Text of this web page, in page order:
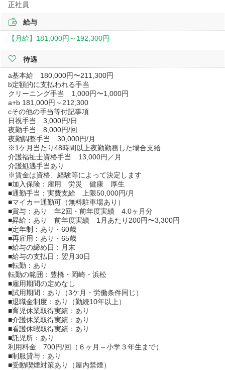
正社員
給与
【月給】 181,000円～ 192,300円
待遇
a基本給 180,000円〜211,300円
b定額的に支払われる手当
クリーニング手当 1,000円〜1,000円
a+b 181,000円～212,300
cその他の手当等付記事項
日祝手当 3,000円/日
夜勤手当 8,000円/回
夜勤調整手当 30,000円/月
※1ケ月当たり48時間以上夜勤勤務した場合支給
介護福祉士資格手当 13,000円／月
介護処遇手当あり
※賃金は資格、経験等によって決定します
■加入保険：雇用 労災 健康 厚生
■通勤手当：実費支給 上限50,000円/月
■マイカー通勤可（無料駐車場あり）
■賞与：あり 年2回・前年度実績 4.0ヶ月分
■昇給：あり 前年度実績 1月あたり200円〜3,300円
■定年制：あり・60歳
■再雇用：あり・65歳
■給与の締め日：月末
■給与の支払日：翌月30日
■転勤：あり
転勤の範囲：豊橋・岡崎・浜松
■雇用期間の定めなし
■試用期間：あり（3ケ月・労働条件同じ）
■退職金制度：あり（勤続10年以上）
■育児休業取得実績：あり
■介護休業取得実績：あり
■看護休暇取得実績：あり
■託児所：あり
利用料金 700円/回（６ヶ月～小学３年生まで）
■制服貸与：あり
■受動喫煙対策あり（屋内禁煙）